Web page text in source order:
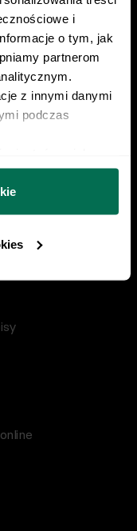
i
o tym, jak
partnerom
z innymi danymi
podczas
sposób